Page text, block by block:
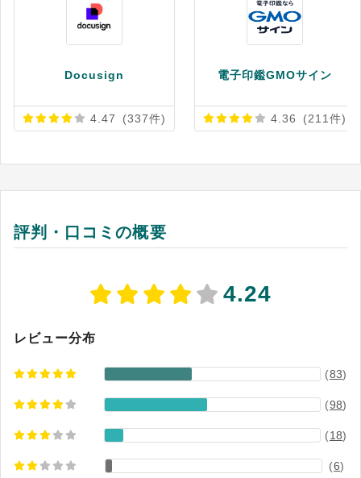
Docusign
4.47 (337件)
電子印鑑GMOサイン
4.36 (211件)
評判・口コミの概要
4.24
レビュー分布
(83)
(98)
(18)
(6)